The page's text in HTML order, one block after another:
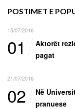
POSTIMET E
15/07/2016
01
Aktorët
pagat
21/07/2016
02
Në
pranuese